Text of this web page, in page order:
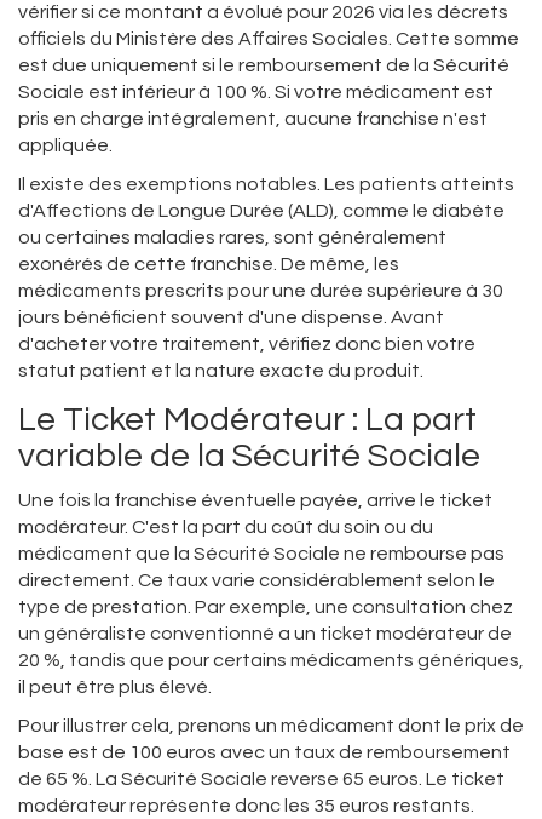
vérifier si ce montant a évolué pour 2026 via les décrets
officiels du Ministère des Affaires Sociales. Cette somme
est due uniquement si le remboursement de la Sécurité
Sociale est inférieur à 100 %. Si votre médicament est
pris en charge intégralement, aucune franchise n'est
appliquée.
Il existe des exemptions notables. Les patients atteints
d'Affections de Longue Durée (ALD), comme le diabète
ou certaines maladies rares, sont généralement
exonérés de cette franchise. De même, les
médicaments prescrits pour une durée supérieure à 30
jours bénéficient souvent d'une dispense. Avant
d'acheter votre traitement, vérifiez donc bien votre
statut patient et la nature exacte du produit.
Le Ticket Modérateur : La part
variable de la Sécurité Sociale
Une fois la franchise éventuelle payée, arrive le ticket
modérateur. C'est la part du coût du soin ou du
médicament que la Sécurité Sociale ne rembourse pas
directement. Ce taux varie considérablement selon le
type de prestation. Par exemple, une consultation chez
un généraliste conventionné a un ticket modérateur de
20 %, tandis que pour certains médicaments génériques,
il peut être plus élevé.
Pour illustrer cela, prenons un médicament dont le prix de
base est de 100 euros avec un taux de remboursement
de 65 %. La Sécurité Sociale reverse 65 euros. Le ticket
modérateur représente donc les 35 euros restants.